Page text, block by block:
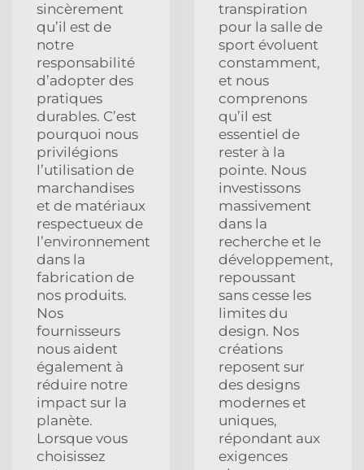
sincèrement
qu’il est de
notre
responsabilité
d’adopter des
pratiques
durables. C’est
pourquoi nous
privilégions
l’utilisation de
marchandises
et de matériaux
respectueux de
l’environnement
dans la
fabrication de
nos produits.
Nos
fournisseurs
nous aident
également à
réduire notre
impact sur la
planète.
Lorsque vous
choisissez
transpiration
pour la salle de
sport évoluent
constamment,
et nous
comprenons
qu’il est
essentiel de
rester à la
pointe. Nous
investissons
massivement
dans la
recherche et le
développement,
repoussant
sans cesse les
limites du
design. Nos
créations
reposent sur
des designs
modernes et
uniques,
répondant aux
exigences